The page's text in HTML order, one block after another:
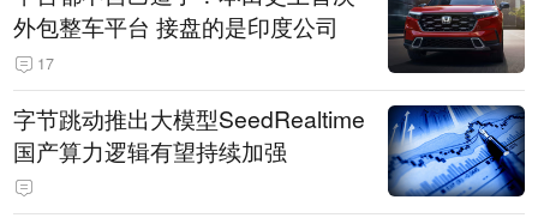
外包整车平台 接盘的是印度公司
17
字节跳动推出大模型SeedRealtime
国产算力逻辑有望持续加强